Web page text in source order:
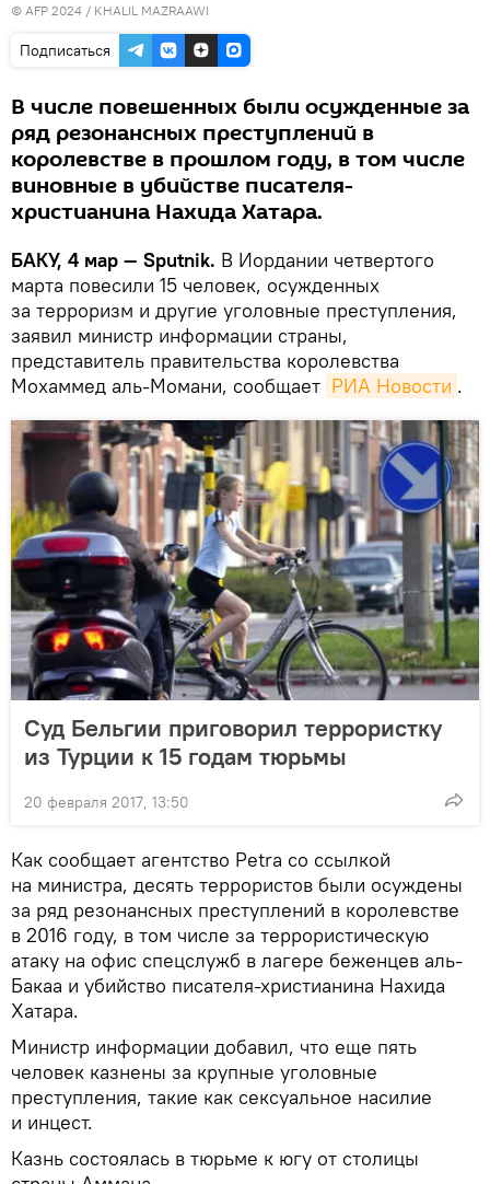
© AFP 2024 / KHALIL MAZRAAWI
Подписаться
В числе повешенных были осужденные за
ряд резонансных преступлений в
королевстве в прошлом году, в том числе
виновные в убийстве писателя-
христианина Нахида Хатара.
БАКУ, 4 мар — Sputnik. В Иордании четвертого
марта повесили 15 человек, осужденных
за терроризм и другие уголовные преступления,
заявил министр информации страны,
представитель правительства королевства
Мохаммед аль-Момани, сообщает РИА Новости .
Суд Бельгии приговорил террористку
из Турции к 15 годам тюрьмы
20 февраля 2017, 13:50
Как сообщает агентство Petra со ссылкой
на министра, десять террористов были осуждены
за ряд резонансных преступлений в королевстве
в 2016 году, в том числе за террористическую
атаку на офис спецслужб в лагере беженцев аль-
Бакаа и убийство писателя-христианина Нахида
Хатара.
Министр информации добавил, что еще пять
человек казнены за крупные уголовные
преступления, такие как сексуальное насилие
и инцест.
Казнь состоялась в тюрьме к югу от столицы